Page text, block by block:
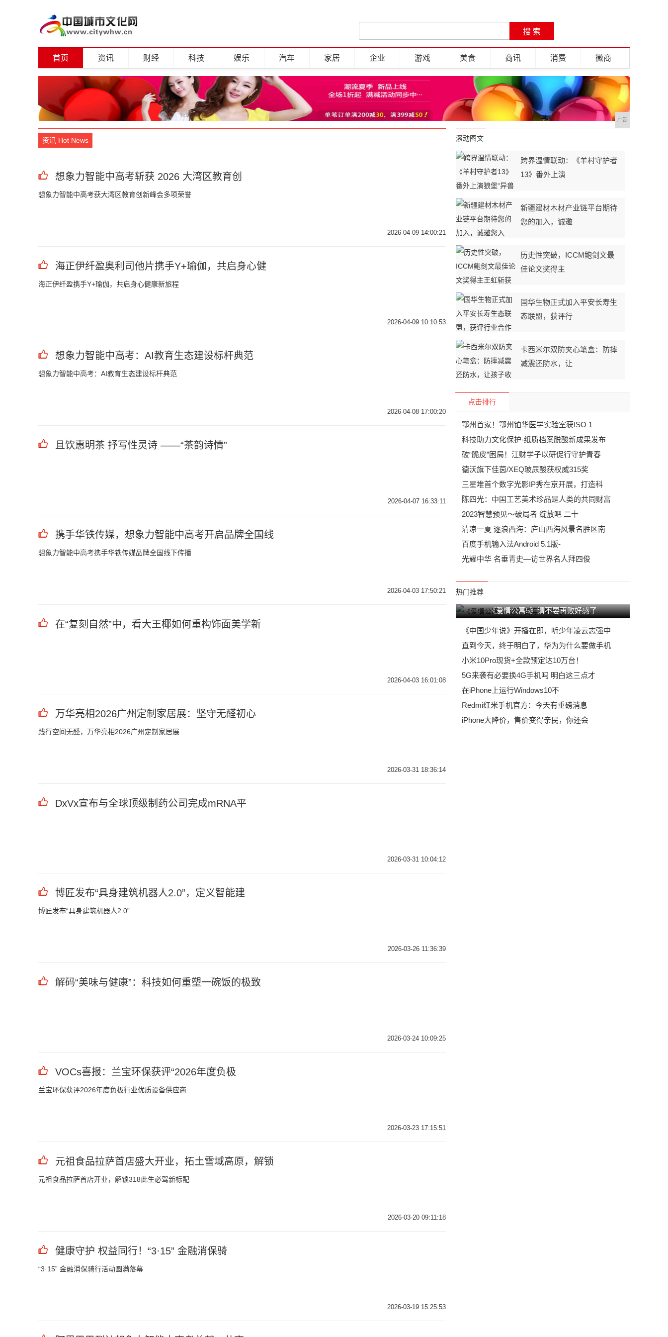
首页 资讯 财经 科技 娱乐 汽车 家居 企业 游戏 美食 商讯 消费 微商
广告
资讯 Hot News
想象力智能中高考斩获 2026 大湾区教育创
想象力智能中高考获大湾区教育创新峰会多项荣誉
2026-04-09 14:00:21
海正伊纤盈奥利司他片携手Y+瑜伽，共启身心健
海正伊纤盈携手Y+瑜伽，共启身心健康新旅程
2026-04-09 10:10:53
想象力智能中高考：AI教育生态建设标杆典范
想象力智能中高考：AI教育生态建设标杆典范
2026-04-08 17:00:20
且饮惠明茶 抒写性灵诗 ——“茶韵诗情”
2026-04-07 16:33:11
携手华铁传媒，想象力智能中高考开启品牌全国线
想象力智能中高考携手华铁传媒品牌全国线下传播
2026-04-03 17:50:21
在“复刻自然”中，看大王椰如何重构饰面美学新
2026-04-03 16:01:08
万华亮相2026广州定制家居展：坚守无醛初心
践行空间无醛，万华亮相2026广州定制家居展
2026-03-31 18:36:14
DxVx宣布与全球顶级制药公司完成mRNA平
2026-03-31 10:04:12
博匠发布“具身建筑机器人2.0”，定义智能建
博匠发布“具身建筑机器人2.0”
2026-03-26 11:36:39
解码“美味与健康”：科技如何重塑一碗饭的极致
2026-03-24 10:09:25
VOCs喜报：兰宝环保获评“2026年度负极
兰宝环保获评2026年度负极行业优质设备供应商
2026-03-23 17:15:51
元祖食品拉萨首店盛大开业，拓土雪域高原，解锁
元祖食品拉萨首店开业，解锁318此生必驾新标配
2026-03-20 09:11:18
健康守护 权益同行！“3·15” 金融消保骑
“3·15” 金融消保骑行活动圆满落幕
2026-03-19 15:25:53
滚动图文
跨界温情联动：《羊村守护者
13》番外上演
新疆建材木材产业链平台期待
您的加入，诚邀
历史性突破，ICCM鲍剑文最
佳论文奖得主
国华生物正式加入平安长寿生
态联盟，获评行
卡西米尔双防夹心笔盒：防摔
减震还防水，让
点击排行
鄂州首家！鄂州铂华医学实验室获ISO 1
科技助力文化保护-纸质档案脱酸新成果发布
破“脆皮”困局！江财学子以研促行守护青春
德沃旗下佳茵/XEQ玻尿酸获权威315奖
三星堆首个数字光影IP秀在京开展，打造科
陈四光：中国工艺美术珍品是人类的共同财富
2023智慧预见～破局者 绽放吧 二十
清凉一夏 逐浪西海：庐山西海风景名胜区南
百度手机输入法Android 5.1版-
光耀中华 名垂青史—访世界名人拜四俊
热门推荐
《爱情公寓5》请不要再败好感了
《中国少年说》开播在即，听少年凌云志强中
直到今天，终于明白了，华为为什么要做手机
小米10Pro现货+全款预定达10万台！
5G来袭有必要换4G手机吗 明白这三点才
在iPhone上运行Windows10不
Redmi红米手机官方：今天有重磅消息
iPhone大降价，售价变得亲民，你还会